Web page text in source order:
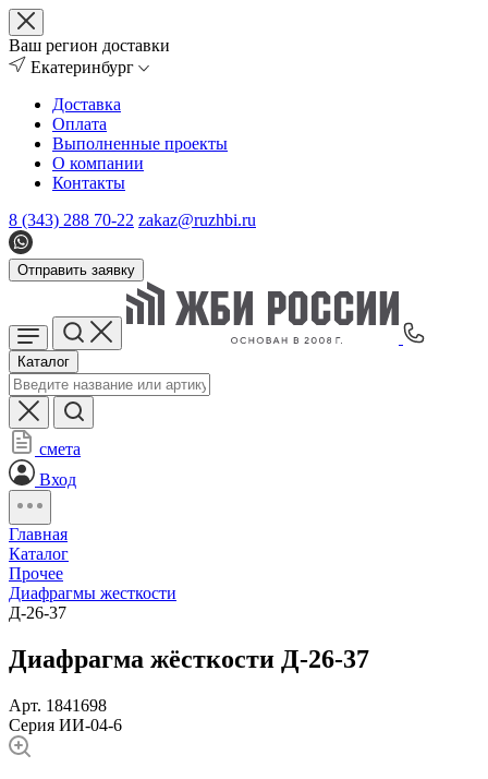
Ваш регион доставки
Екатеринбург
Доставка
Оплата
Выполненные проекты
О компании
Контакты
8 (343) 288 70-22 zakaz@ruzhbi.ru
Отправить заявку
Каталог
смета
Вход
Главная
Каталог
Прочее
Диафрагмы жесткости
Д-26-37
Диафрагма жёсткости Д-26-37
Арт. 1841698
Серия ИИ-04-6